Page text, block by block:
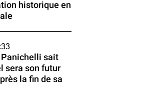
historique en
sait
sera son futur
la fin de sa